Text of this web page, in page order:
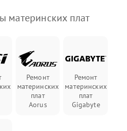
материнских плат
Ремонт
материнских
плат
Aorus
Ремонт
материнских
плат
Gigabyte